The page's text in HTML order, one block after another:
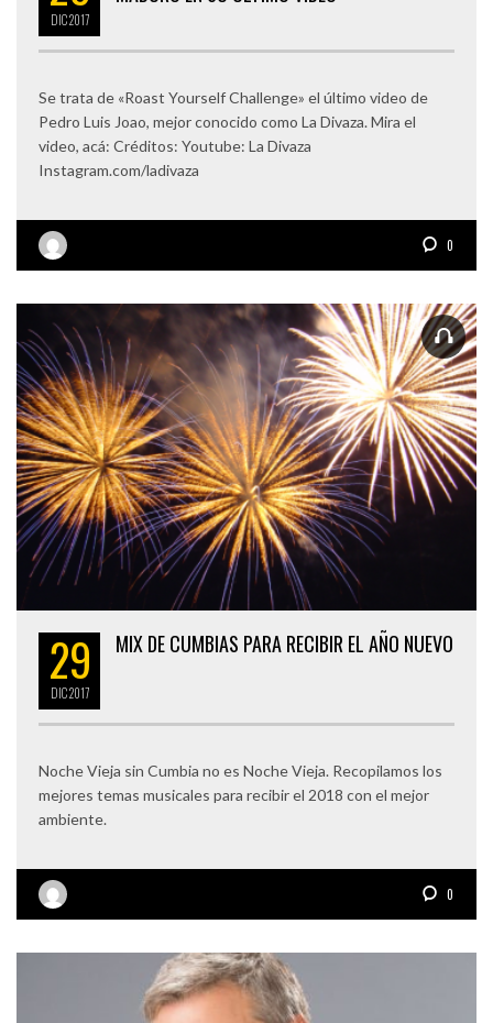
DIC2017
Se trata de «Roast Yourself Challenge» el último video de
Pedro Luis Joao, mejor conocido como La Divaza. Mira el
video, acá: Créditos: Youtube: La Divaza
Instagram.com/ladivaza
0
29
DIC2017
MIX DE CUMBIAS PARA RECIBIR EL AÑO NUEVO
Noche Vieja sin Cumbia no es Noche Vieja. Recopilamos los
mejores temas musicales para recibir el 2018 con el mejor
ambiente.
0